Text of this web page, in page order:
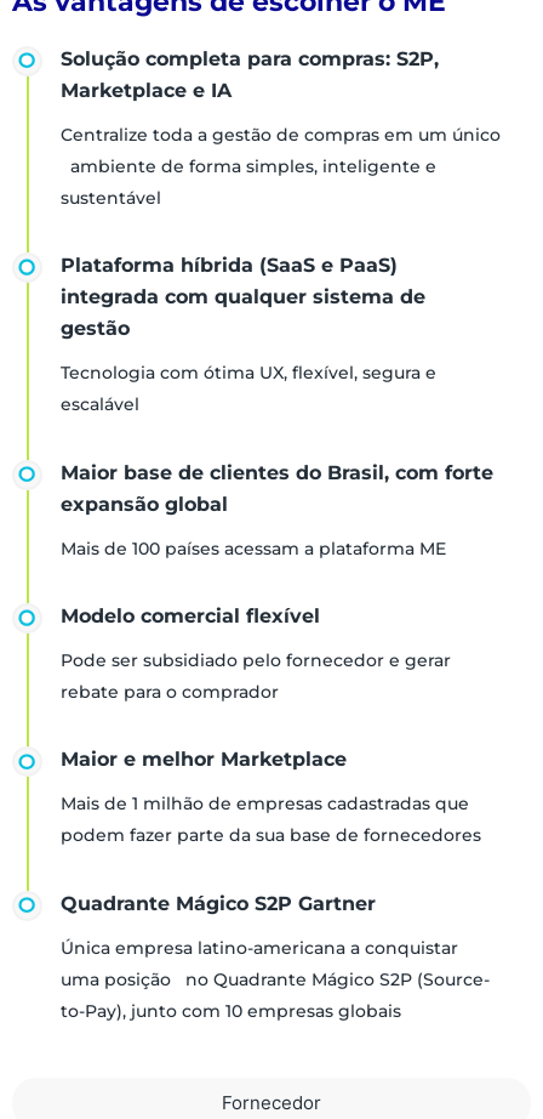
Fornecedor
Solução completa para compras: S2P,
Marketplace e IA
Centralize toda a gestão de compras em um único
ambiente de forma simples, inteligente e
sustentável
Plataforma híbrida (SaaS e PaaS)
integrada com qualquer sistema de
gestão
Tecnologia com ótima UX, flexível, segura e
escalável
Maior base de clientes do Brasil, com forte
expansão global
Mais de 100 países acessam a plataforma ME
Modelo comercial flexível
Pode ser subsidiado pelo fornecedor e gerar
rebate para o comprador
Maior e melhor Marketplace
Mais de 1 milhão de empresas cadastradas que
podem fazer parte da sua base de fornecedores
Quadrante Mágico S2P Gartner
Única empresa latino-americana a conquistar
uma posição no Quadrante Mágico S2P (Source-
to-Pay), junto com 10 empresas globais